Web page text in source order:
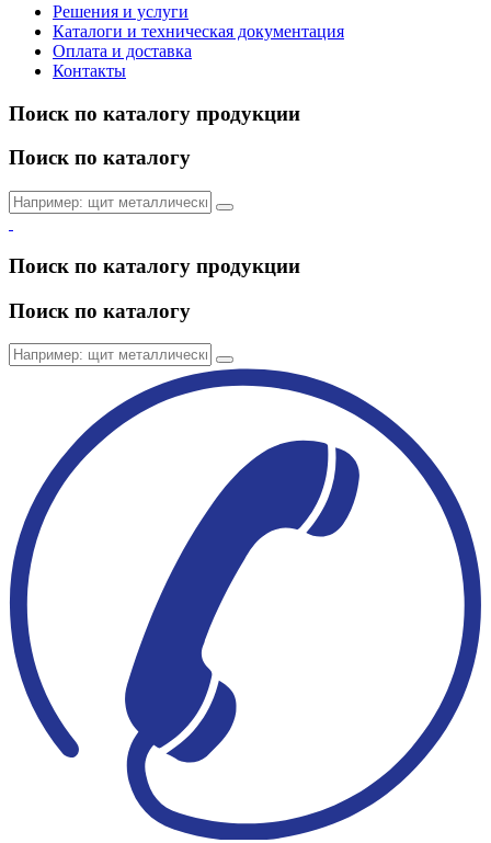
Решения и услуги
Каталоги и техническая документация
Оплата и доставка
Контакты
Поиск по каталогу продукции
Поиск по каталогу
Поиск по каталогу продукции
Поиск по каталогу